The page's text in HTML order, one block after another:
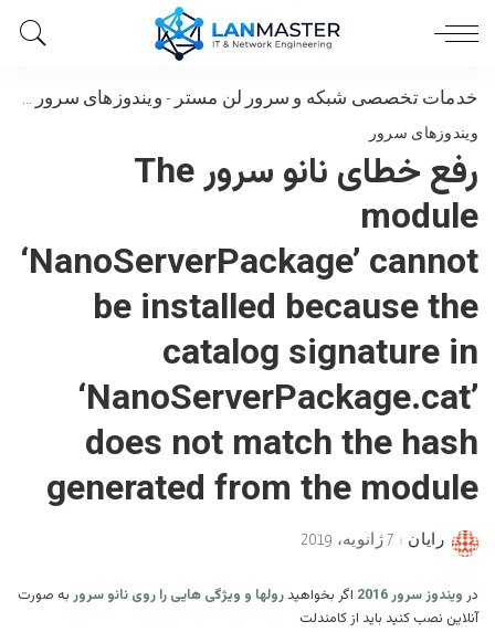
خدمات تخصصی شبکه و سرور لن مستر - ویندوزهای سرور
ویندوزهای سرور
رفع خطای نانو سرور The
module
‘NanoServerPackage’ cannot
be installed because the
catalog signature in
‘NanoServerPackage.cat’
does not match the hash
generated from the module
Posted
رایان 7 ژانویه، 2019
در ویندوز سرور 2016 اگر بخواهید رولها و ویژگی هایی را روی نانو سرور به صورت
آنلاین نصب کنید باید از کامندلت